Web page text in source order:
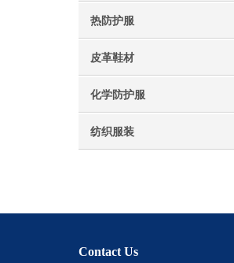
热防护服
皮革鞋材
化学防护服
纺织服装
Contact Us